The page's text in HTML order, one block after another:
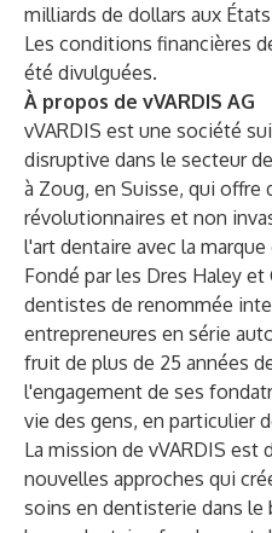
milliards de dollars aux
Les conditions financières
été divulguées.
À propos de vVARDIS AG
vVARDIS est une société
disruptive dans le secteur
à Zoug, en Suisse, qui offre
révolutionnaires et non
l'art dentaire avec la
Fondé par les Dres Haley
dentistes de renommée
entrepreneures en série
fruit de plus de 25 années
l'engagement de ses
vie des gens, en particulier
La mission de vVARDIS est
nouvelles approches qui
soins en dentisterie dans le